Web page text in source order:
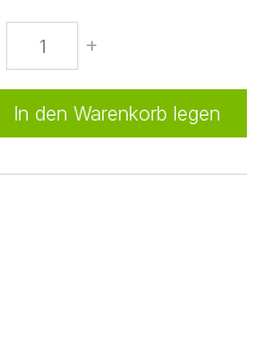
+
In den Warenkorb legen